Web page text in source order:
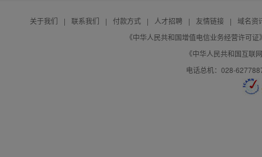
关于我们 | 联系我们 | 付款方式 | 人才招聘 | 友情链接 |
域名资
《中华人民共和国增值电信业务经营许可
《中华人民共和国互联
电话总机：028-